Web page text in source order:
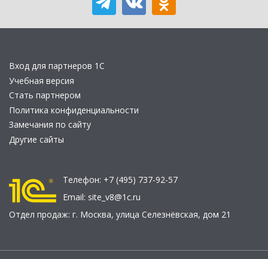
Вход для партнеров 1С
Учебная версия
Стать партнером
Политика конфиденциальности
Замечания по сайту
Другие сайты
Телефон: +7 (495) 737-92-57
Email: site_v8@1c.ru
Отдел продаж: г. Москва, улица Селезнёвская, дом 21